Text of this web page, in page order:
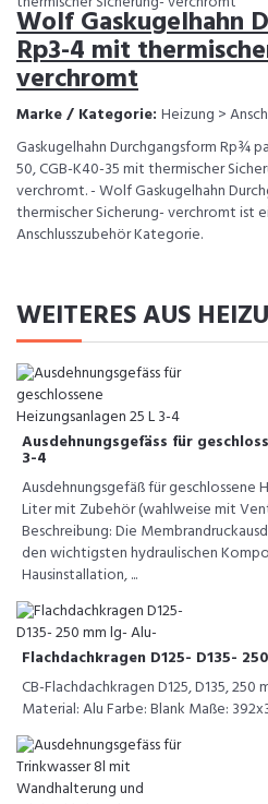
Wolf Gaskugelhahn
Rp3-4 mit
verchromt
Marke / Kategorie: Heizung >
Gaskugelhahn Durchgangsform Rp¾
50, CGB-K40-35 mit thermischer
verchromt. - Wolf Gaskugelhahn
thermischer Sicherung- verchromt ist
Anschlusszubehör Kategorie.
WEITERES AUS
Ausdehnungsgefäss für
3-4
Ausdehnungsgefäß für geschlossene
Liter mit Zubehör (wahlweise mit
Beschreibung: Die
den wichtigsten hydraulischen
Hausinstallation, ...
Flachdachkragen D125- D135-
CB-Flachdachkragen D125, D135,
Material: Alu Farbe: Blank Maße: